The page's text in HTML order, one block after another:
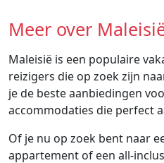
Meer over
Maleisië is een populaire
reizigers die op zoek zijn
je de beste aanbiedingen
accommodaties die perfect
Of je nu op zoek bent naar
appartement of een all-